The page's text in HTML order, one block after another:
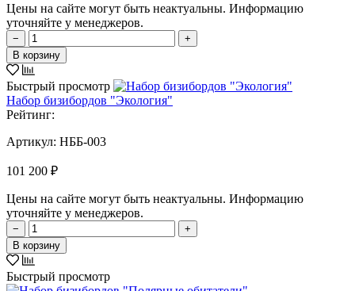
Цены на сайте могут быть неактуальны. Информацию
уточняйте у менеджеров.
−
+
В корзину
Быстрый просмотр
Набор бизибордов "Экология"
Рейтинг:
Артикул: НББ-003
101 200 ₽
Цены на сайте могут быть неактуальны. Информацию
уточняйте у менеджеров.
−
+
В корзину
Быстрый просмотр